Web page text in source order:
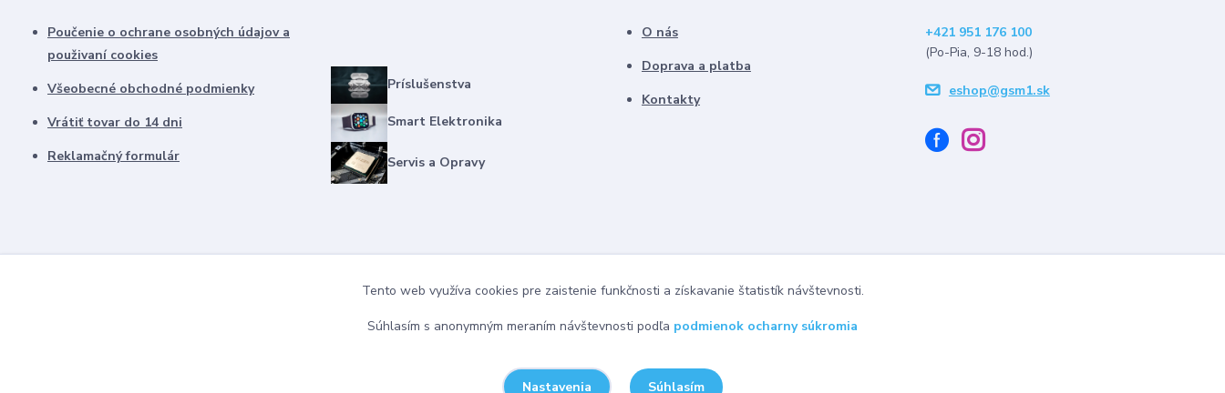
Poučenie o ochrane osobných údajov a
použivaní cookies
Všeobecné obchodné podmienky
Vrátiť tovar do 14 dni
Reklamačný formulár
Príslušenstva
Smart Elektronika
Servis a Opravy
O nás
Doprava a platba
Kontakty
+421 951 176 100
(Po-Pia, 9-18 hod.)
eshop@gsm1.sk
Tento web využíva cookies pre zaistenie funkčnosti a získavanie štatistík návštevnosti.
Súhlasím s anonymným meraním návštevnosti podľa podmienok ocharny súkromia
Nastavenia Súhlasím